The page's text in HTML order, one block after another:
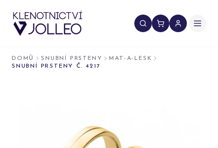
DOMŮ SNUBNÍ PRSTENY
MAT-A-LESK
SNUBNÍ PRSTENY Č. 4217